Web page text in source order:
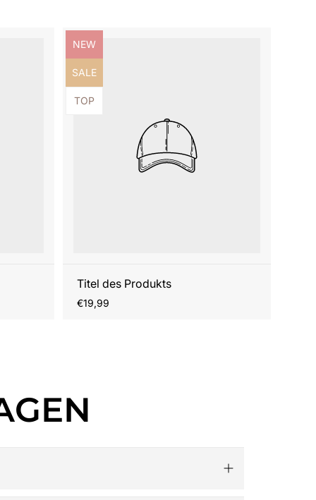
Produktbezeichnung:
NEW
Produktbezeichnung:
SALE
Produktbezeichnung:
TOP
Titel des Produkts
Regulärer
€19,99